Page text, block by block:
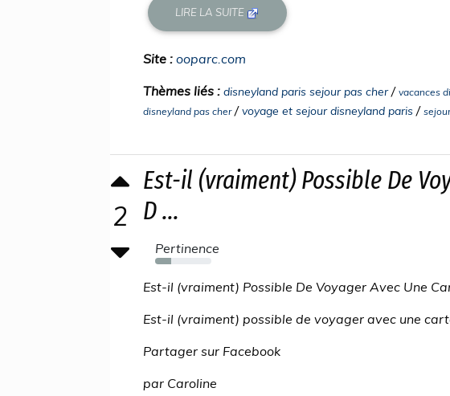
LIRE LA SUITE
Site : ooparc.com
Thèmes liés : disneyland paris sejour pas cher/ vacances
disneyland pas cher/voyage et sejour disneyland paris /
2
Est-il (vraiment) Possible De
D ...
Pertinence
28%
Est-il (vraiment) Possible De Voyager Avec Une
Est-il (vraiment) possible de voyager avec une
Partager sur Facebook
par Caroline